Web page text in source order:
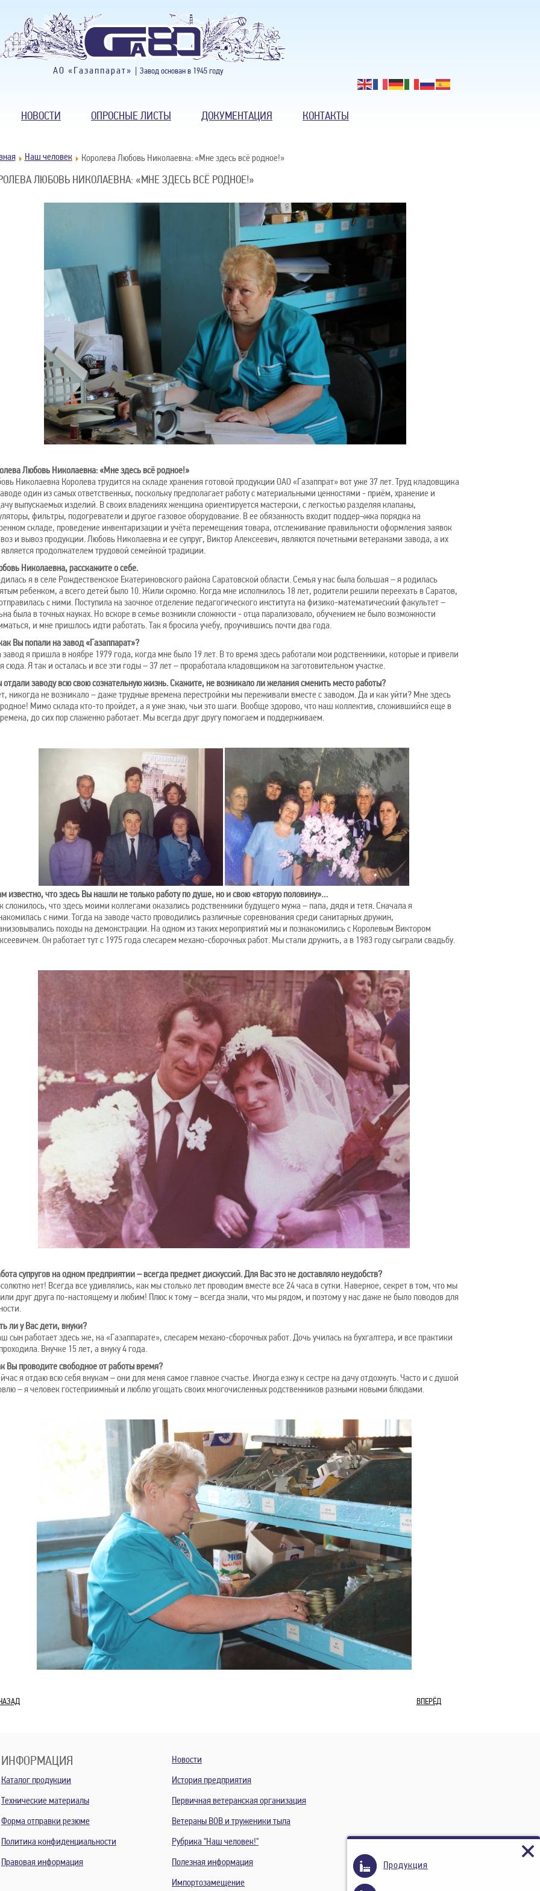
АО «Газаппарат» | Завод основан в 1945 году
НОВОСТИ ОПРОСНЫЕ ЛИСТЫ ДОКУМЕНТАЦИЯ КОНТАКТЫ
Наш человек Королева Любовь Николаевна: «Мне здесь всё родное!»
ЛЮБОВЬ НИКОЛАЕВНА: «МНЕ ЗДЕСЬ ВСЁ РОДНОЕ!»
Любовь Николаевна: «Мне здесь всё родное!»
Николаевна Королева трудится на складе хранения готовой продукции ОАО «Газаппрат» вот уже 37 лет. Труд кладовщика
один из самых ответственных, поскольку предполагает работу с материальными ценностями - приём, хранение и
выпускаемых изделий. В своих владениях женщина ориентируется мастерски, с легкостью разделяя клапаны,
фильтры, подогреватели и другое газовое оборудование. В ее обязанность входит поддер¬жка порядка на
складе, проведение инвентаризации и учёта перемещения товара, отслеживание правильности оформления заявок
и вывоз продукции. Любовь Николаевна и ее супруг, Виктор Алексеевич, являются почетными ветеранами завода, а их
продолжателем трудовой семейной традиции.
Николаевна, расскажите о себе.
я в селе Рождественское Екатериновского района Саратовской области. Семья у нас была большая – я родилась
ребенком, а всего детей было 10. Жили скромно. Когда мне исполнилось 18 лет, родители решили переехать в Саратов,
с ними. Поступила на заочное отделение педагогического института на физико-математический факультет –
была в точных науках. Но вскоре в семье возникли сложности - отца парализовало, обучением не было возможности
и мне пришлось идти работать. Так я бросила учебу, проучившись почти два года.
Вы попали на завод «Газаппарат»?
я пришла в ноябре 1979 года, когда мне было 19 лет. В то время здесь работали мои родственники, которые и привели
сюда. Я так и осталась и все эти годы – 37 лет – проработала кладовщиком на заготовительном участке.
заводу всю свою сознательную жизнь. Скажите, не возникало ли желания сменить место работы?
никогда не возникало – даже трудные времена перестройки мы переживали вместе с заводом. Да и как уйти? Мне здесь
Мимо склада кто-то пройдет, а я уже знаю, чьи это шаги. Вообще здорово, что наш коллектив, сложившийся еще в
до сих пор слаженно работает. Мы всегда друг другу помогаем и поддерживаем.
известно, что здесь Вы нашли не только работу по душе, но и свою «вторую половину»…
сложилось, что здесь моими коллегами оказались родственники будущего мужа – папа, дядя и тетя. Сначала я
с ними. Тогда на заводе часто проводились различные соревнования среди санитарных дружин,
походы на демонстрации. На одном из таких мероприятий мы и познакомились с Королевым Виктором
Он работает тут с 1975 года слесарем механо-сборочных работ. Мы стали дружить, а в 1983 году сыграли свадьбу.
супругов на одном предприятии – всегда предмет дискуссий. Для Вас это не доставляло неудобств?
нет! Всегда все удивлялись, как мы столько лет проводим вместе все 24 часа в сутки. Наверное, секрет в том, что мы
друг друга по-настоящему и любим! Плюс к тому – всегда знали, что мы рядом, и поэтому у нас даже не было поводов для
ли у Вас дети, внуки?
сын работает здесь же, на «Газаппарате», слесарем механо-сборочных работ. Дочь училась на бухгалтера, и все практики
Внучке 15 лет, а внуку 4 года.
Вы проводите свободное от работы время?
я отдаю всю себя внукам – они для меня самое главное счастье. Иногда езжу к сестре на дачу отдохнуть. Часто и с душой
– я человек гостеприимный и люблю угощать своих многочисленных родственников разными новыми блюдами.
ВПЕРЁД
ИНФОРМАЦИЯ
Каталог продукции
Технические материалы
Форма отправки резюме
Политика конфиденциальности
Правовая информация
Новости
История предприятия
Первичная ветеранская организация
Ветераны ВОВ и труженики тыла
Рубрика "Наш человек!"
Полезная информация
Импортозамещение
Продукция